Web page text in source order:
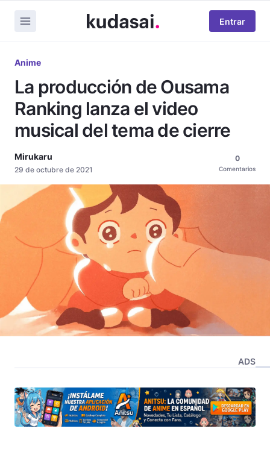
Entrar
Anime
La producción de Ousama
Ranking lanza el video
musical del tema de cierre
Mirukaru
29 de octubre de 2021
0
Comentarios
ADS